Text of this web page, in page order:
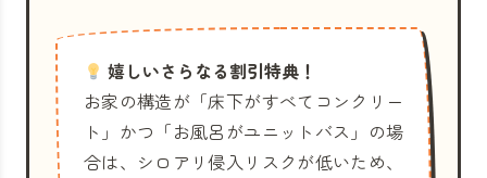
嬉しいさらなる割引特典！
お家の構造が「床下がすべてコンクリー
ト」かつ「お風呂がユニットバス」の場
合は、シロアリ侵入リスクが低いため、